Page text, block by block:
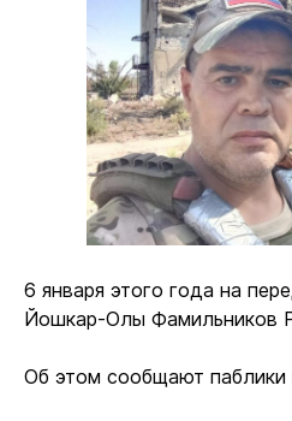
6 января этого года на
Йошкар-Олы Фамильников
Об этом сообщают паблики